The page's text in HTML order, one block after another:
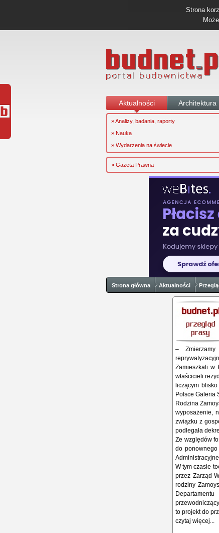
Strona
Aktualności Architektura
» Analizy, badania, raporty
» Nauka
» Wydarzenia na świecie
» Gazeta Prawna
Strona główna Aktualności
–
Zamieszkali w
właścicieli
liczącym
Polsce Galeria
Rodzina
wyposażenie,
związku z
podlegała
Ze względów
do ponownego
W tym czasie
przez Zarząd
rodziny
to projekt do
czytaj więcej...